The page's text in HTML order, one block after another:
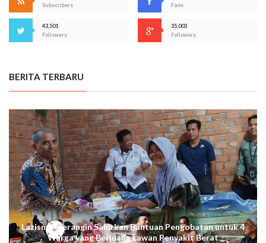
Subscribers
Fans
43,501
Followers
35,003
Followers
BERITA TERBARU
Lazismu Merangin Salurkan Bantuan Pengobatan untuk 4
Warga yang Berjuang Lawan Penyakit Berat